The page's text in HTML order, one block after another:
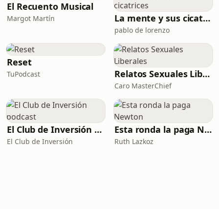
El Recuento Musical
Margot Martín La mente y sus cicatrices
pablo de lorenzo
Reset
TuPodcast Relatos Sexuales Liberales
Caro MasterChief
El Club de Inversión podcast
El Club de Inversión
Esta ronda la paga Newton
Ruth Lazkoz